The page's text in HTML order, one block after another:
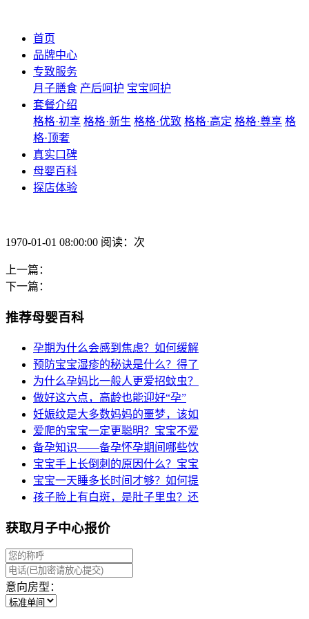
首页
品牌中心
专致服务
月子膳食 产后呵护 宝宝呵护
套餐介绍
格格·初享 格格·新生 格格·优致 格格·高定 格格·尊享 格
格·顶奢
真实口碑
母婴百科
探店体验
1970-01-01 08:00:00 阅读：次
上一篇：
下一篇：
推荐母婴百科
孕期为什么会感到焦虑？如何缓解
预防宝宝湿疹的秘诀是什么？得了
为什么孕妈比一般人更爱招蚊虫？
做好这六点，高龄也能迎好“孕”
妊娠纹是大多数妈妈的噩梦，该如
爱爬的宝宝一定更聪明？宝宝不爱
备孕知识——备孕怀孕期间哪些饮
宝宝手上长倒刺的原因什么？宝宝
宝宝一天睡多长时间才够？如何提
孩子脸上有白斑，是肚子里虫？还
获取月子中心报价
意向房型：